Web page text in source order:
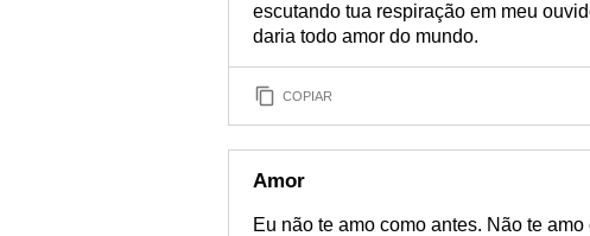
escutando tua respiração em meu
daria todo amor do mundo.
COPIAR
Amor
Eu não te amo como antes. Não te